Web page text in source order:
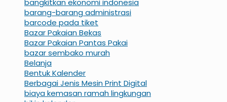
bangkitkan ekonomi indonesia
barang-barang administrasi
barcode pada tiket
Bazar Pakaian Bekas
Bazar Pakaian Pantas Pakai
bazar sembako murah
Belanja
Bentuk Kalender
Berbagai Jenis Mesin Print Digital
biaya kemasan ramah lingkungan